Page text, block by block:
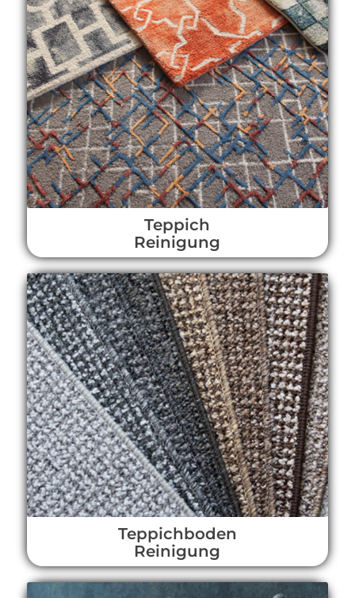
Teppich
Reinigung
Teppichboden
Reinigung